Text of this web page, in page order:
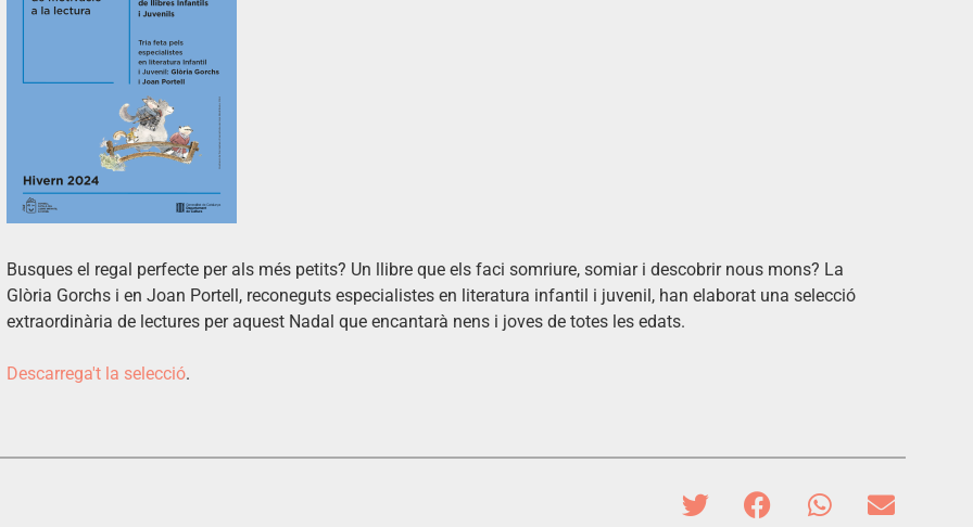
Busques el regal perfecte per als més petits? Un llibre que els faci somriure, somiar i descobrir nous mons? La
Glòria Gorchs i en Joan Portell, reconeguts especialistes en literatura infantil i juvenil, han elaborat una selecció
extraordinària de lectures per aquest Nadal que encantarà nens i joves de totes les edats.
Descarrega't la selecció.